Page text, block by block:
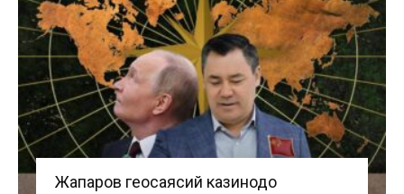
Жапаров геосаясий казинодо